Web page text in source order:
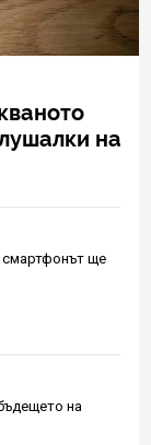
на
ще
на